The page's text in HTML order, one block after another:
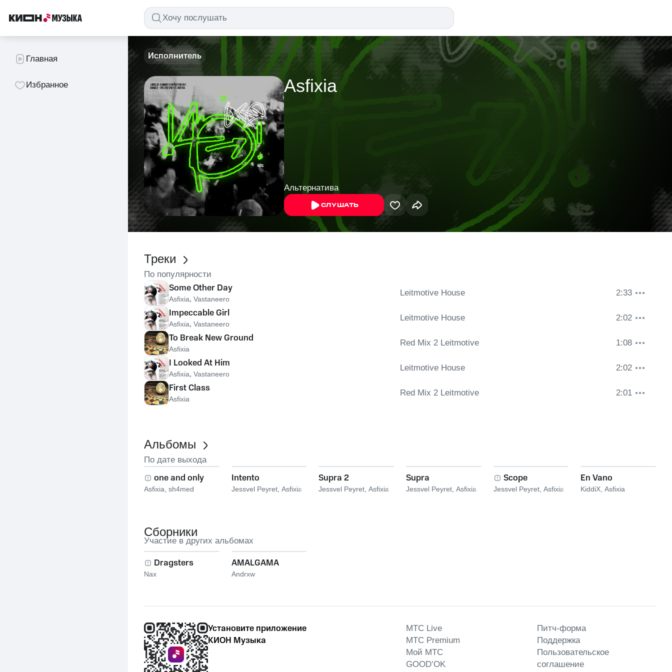
Главная
Избранное
Исполнитель
Asfixia
Альтернатива
СЛУШАТЬ
Треки
По популярности
Some Other Day
Asfixia, Vastaneero
Leitmotive House 2:33
Impeccable Girl
Asfixia, Vastaneero
Leitmotive House 2:02
To Break New Ground
Asfixia
Red Mix 2 Leitmotive 1:08
I Looked At Him
Asfixia, Vastaneero
Leitmotive House 2:02
First Class
Asfixia
Red Mix 2 Leitmotive 2:01
Альбомы
По дате выхода
one and only
Asfixia sh4med
Intento
Jessvel Peyret, Asfixia
Supra 2
Jessvel Peyret ,Asfixia
Supra
Jessvel Peyret, Asfixia
Scope
Jessvel Peyret, Asfixia
En Vano
KiddiX ,Asfixia
Сборники
Участие в других альбомах
Dragsters
Nax
AMALGAMA
Andrxw
Установите приложение
КИОН Музыка
MTС Live
MTС Premium
Мой МТС
GOOD’OK
Питч-форма
Поддержка
Пользовательское
соглашение